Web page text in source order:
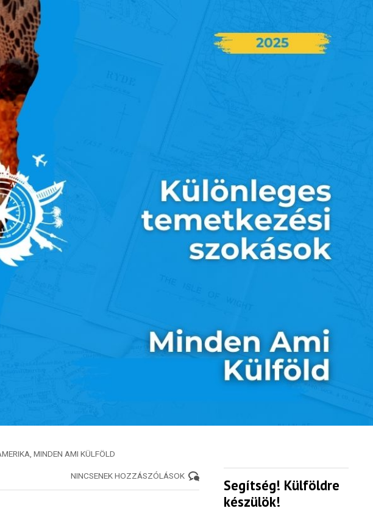
MINDEN AMI KÜLFÖLD
NINCSENEK HOZZÁSZÓLÁSOK
Segítség! Külföldre
készülök!